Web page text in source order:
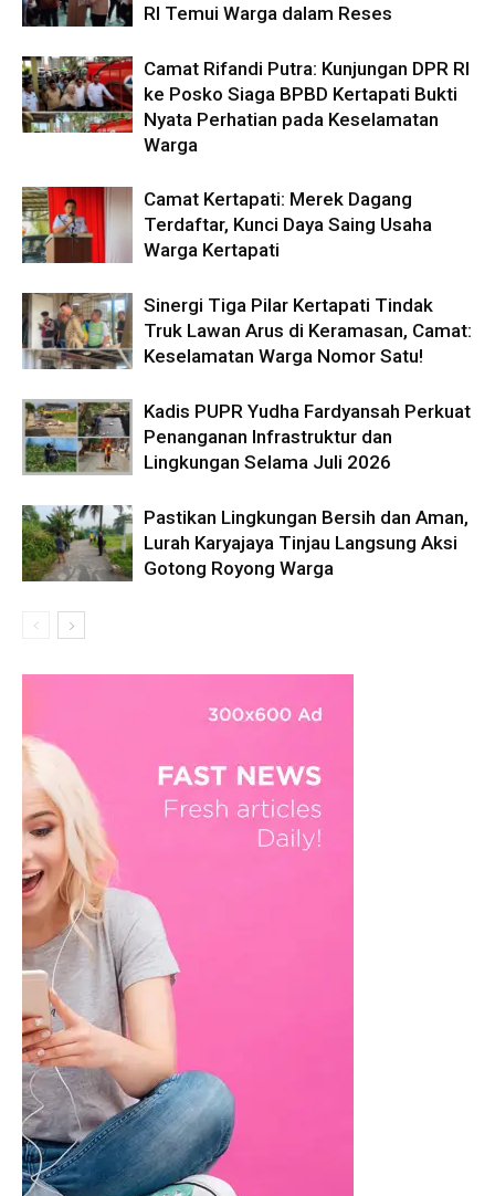
RI Temui Warga dalam Reses
Camat Rifandi Putra: Kunjungan DPR RI
ke Posko Siaga BPBD Kertapati Bukti
Nyata Perhatian pada Keselamatan
Warga
Camat Kertapati: Merek Dagang
Terdaftar, Kunci Daya Saing Usaha
Warga Kertapati
Sinergi Tiga Pilar Kertapati Tindak
Truk Lawan Arus di Keramasan, Camat:
Keselamatan Warga Nomor Satu!
Kadis PUPR Yudha Fardyansah Perkuat
Penanganan Infrastruktur dan
Lingkungan Selama Juli 2026
Pastikan Lingkungan Bersih dan Aman,
Lurah Karyajaya Tinjau Langsung Aksi
Gotong Royong Warga